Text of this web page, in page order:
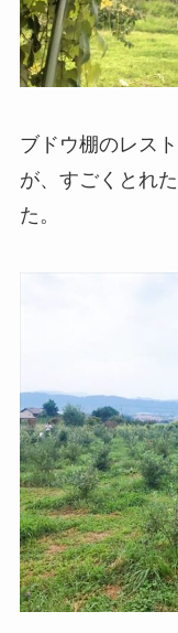
ブドウ棚のレス
が、すごくとれ
た。